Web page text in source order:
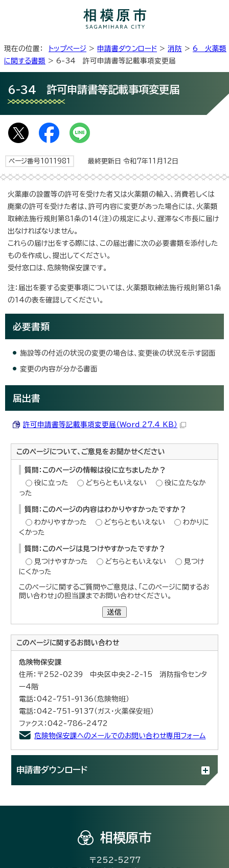
現在の位置： トップページ > 申請書ダウンロード > 消防 > 6 火薬類
に関する書類 > 6-34 許可申請書等記載事項変更届
6-34 許可申請書等記載事項変更届
ページ番号1011981 最終更新日 令和7年11月12日
火薬庫の設置等の許可を受けた者又は火薬類の輸入、消費若しくは
廃棄の許可を受けた者は、許可内容に変更があった場合には、火薬類
取締法施行規則第81条の14（注）の規定により、遅滞なく市長に届け
出なければなりません。
これらの届け出をする際には、この届出書に次の必要書類を添付した
ものを作成し、提出してください。
受付窓口は、危険物保安課です。
注：届出を要する変更事項については、火薬類取締法施行規則第81条
の14の表を確認してください。
必要書類
施設等の付近の状況の変更の場合は、変更後の状況を示す図面
変更の内容が分かる書面
届出書
許可申請書等記載事項変更届（Word 27.4 KB）
このページについて、ご意見をお聞かせください
質問：このページの情報は役に立ちましたか？
役に立った
どちらともいえない
役に立たなか
った
質問：このページの内容はわかりやすかったですか？
わかりやすかった
どちらともいえない
わかりに
くかった
質問：このページは見つけやすかったですか？
見つけやすかった
どちらともいえない
見つけ
にくかった
このページに関するご質問やご意見は、「このページに関するお
問い合わせ」の担当課までお問い合わせください。
送信
このページに関するお問い合わせ
危険物保安課
住所：〒252-0239 中央区中央2-2-15 消防指令センタ
ー4階
電話：042-751-9136（危険物班）
電話：042-751-9137（ガス・火薬保安班）
ファクス：042-786-2472
危険物保安課へのメールでのお問い合わせ専用フォーム
申請書ダウンロード
相模原市
〒252-5277